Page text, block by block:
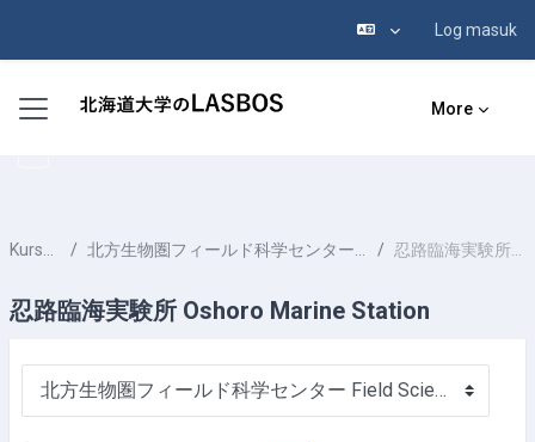
Log masuk
Side panel More
Kursus-kursus 北方生物圏フィールド科学センター Field Science Center for Northern Biosphere 忍路臨海実験所 Oshoro Marine Station
忍路臨海実験所 Oshoro Marine Station
Kategori-kategori Kursus